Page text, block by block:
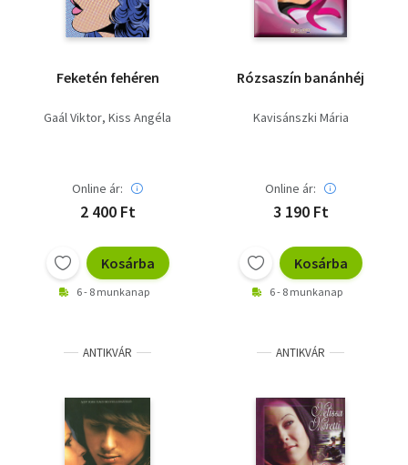
Feketén fehéren
Gaál Viktor Kiss Angéla
Online ár:
2 400 Ft
Kosárba
6 - 8 munkanap
Rózsaszín banánhéj
Kavisánszki Mária
Online ár:
3 190 Ft
Kosárba
6 - 8 munkanap
ANTIKVÁR ANTIKVÁR